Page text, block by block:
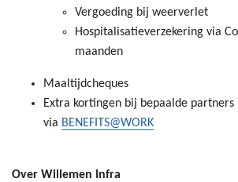
Vergoeding bij weerverlet
Hospitalisatieverzekering via
maanden
Maaltijdcheques
Extra kortingen bij bepaalde partners
via BENEFITS@WORK
Over Willemen Infra